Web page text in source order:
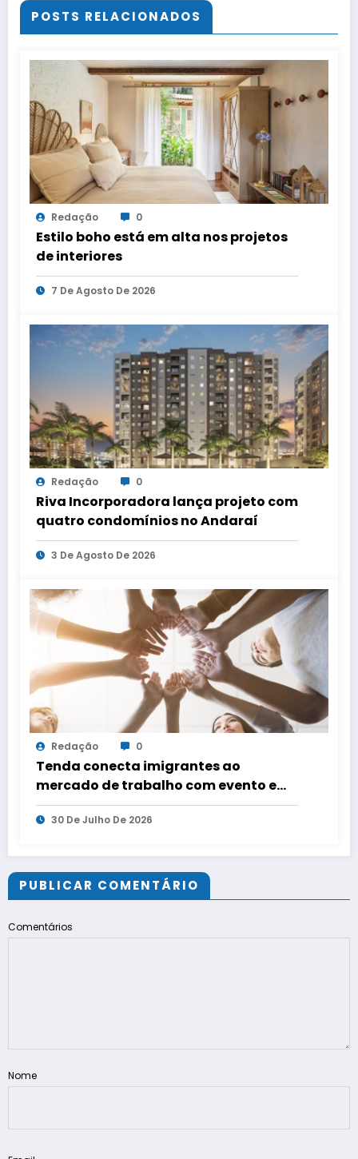
POSTS RELACIONADOS
Redação 0
Estilo boho está em alta nos projetos
de interiores
7 De Agosto De 2026
Redação 0
Riva Incorporadora lança projeto com
quatro condomínios no Andaraí
3 De Agosto De 2026
Redação 0
Tenda conecta imigrantes ao
mercado de trabalho com evento em
três capitais
30 De Julho De 2026
PUBLICAR COMENTÁRIO
Comentários
Nome